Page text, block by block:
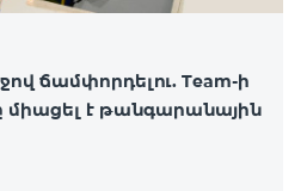
ճամփորդելու. Team-ի
է թանգարանային